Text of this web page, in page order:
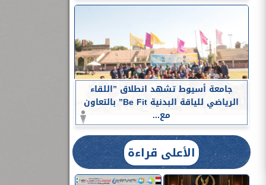
جامعة أسيوط تشهد انطلاق ”اللقاء
الرياضي للياقة البدنية Be Fit” بالتعاون
مع...
الأعلى قراءة